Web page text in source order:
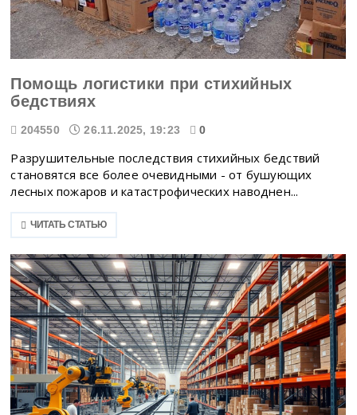
Помощь логистики при стихийных
бедствиях
204550 26.11.2025, 19:23 0
Разрушительные последствия стихийных бедствий
становятся все более очевидными - от бушующих
лесных пожаров и катастрофических наводнен...
ЧИТАТЬ СТАТЬЮ